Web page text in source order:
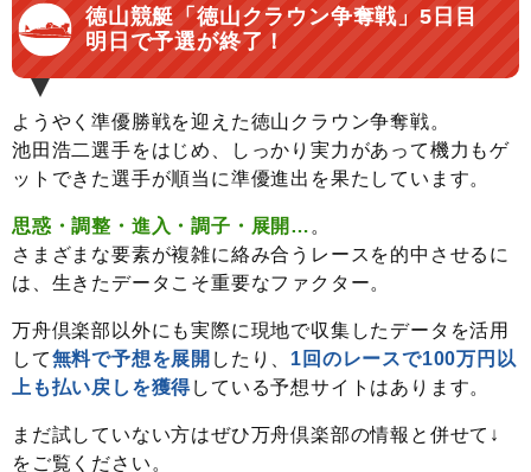
徳山競艇「徳山クラウン争奪戦」5日目
明日で予選が終了！
ようやく準優勝戦を迎えた徳山クラウン争奪戦。
池田浩二選手をはじめ、しっかり実力があって機力もゲ
ットできた選手が順当に準優進出を果たしています。
思惑・調整・進入・調子・展開… 。
さまざまな要素が複雑に絡み合うレースを的中させるに
は、生きたデータこそ重要なファクター。
万舟倶楽部以外にも実際に現地で収集したデータを活用
して無料で予想を展開 したり、 1回のレースで100万円以
上も払い戻しを獲得している予想サイトはあります。
まだ試していない方はぜひ万舟倶楽部の情報と併せて↓
をご覧ください。